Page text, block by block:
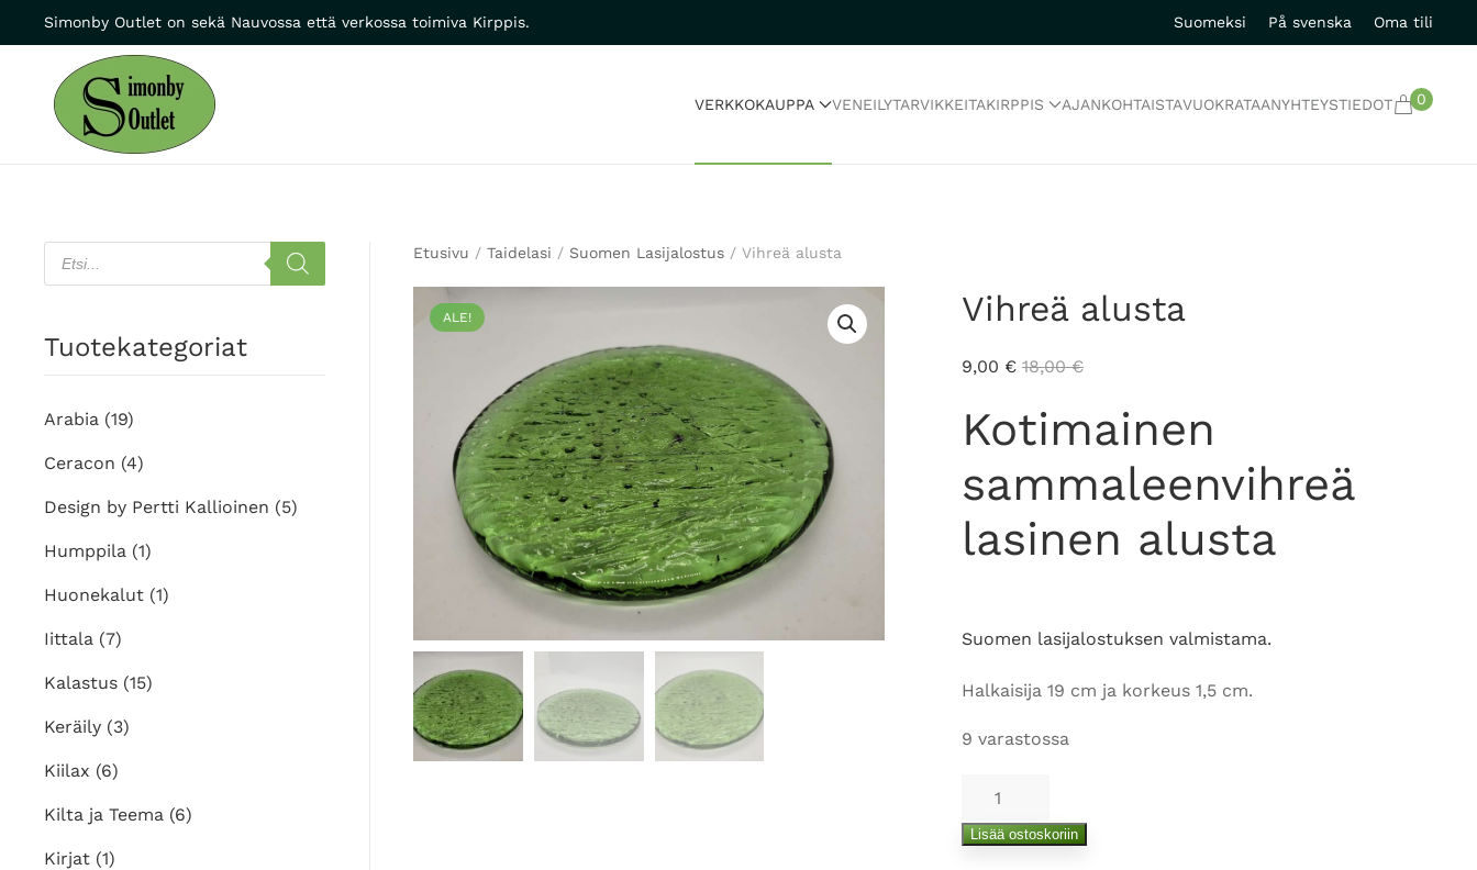
Skip to main content
Simonby Outlet on sekä Nauvossa että verkossa toimiva Kirppis. Suomeksi På svenska Oma tili
VERKKOKAUPPA VENEILYTARVIKKEITAKIRPPIS AJANKOHTAISTAVUOKRATAANYHTEYSTIEDOT 0
Etusivu / Taidelasi / Suomen Lasijalostus / Vihreä alusta
ALE! Vihreä alusta
9,00 € 18,00€
Kotimainen
sammaleenvihreä
lasinen alusta
Suomen lasijalostuksen valmistama.
Halkaisija 19 cm ja korkeus 1,5 cm.
9 varastossa
määrä
Lisää ostoskoriin
Products
search
Tuotekategoriat
Arabia (19)
Ceracon (4)
Design by Pertti Kallioinen (5)
Humppila (1)
Huonekalut (1)
Iittala (7)
Kalastus (15)
Keräily (3)
Kiilax (6)
Kilta ja Teema (6)
Kirjat (1)